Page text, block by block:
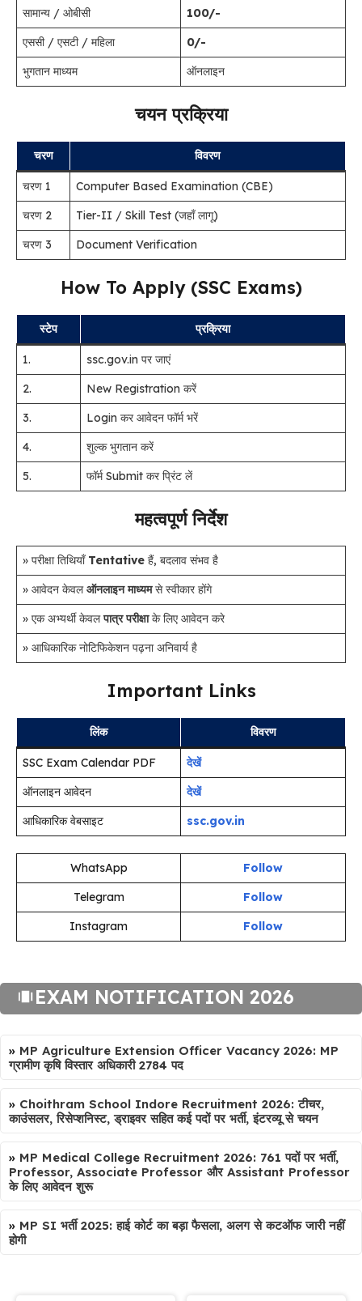
सामान्य / ओबीसी
100/-
एससी / एसटी / महिला
0/-
भुगतान माध्यम
ऑनलाइन
चयन प्रक्रिया
चरण विवरण
चरण 1
Computer Based Examination (CBE)
चरण 2
Tier-II / Skill Test (जहाँ लागू)
चरण 3
Document Verification
How To Apply (SSC Exams)
स्टेप प्रक्रिया
1.
ssc.gov.in पर जाएं
2.
New Registration करें
3.
Login कर आवेदन फॉर्म भरें
4.
शुल्क भुगतान करें
5.
फॉर्म Submit कर प्रिंट लें
महत्वपूर्ण निर्देश
» परीक्षा तिथियाँ Tentative हैं, बदलाव संभव है
» आवेदन केवलऑनलाइन माध्यमसे स्वीकार होंगे
» एक अभ्यर्थी केवलपात्र परीक्षाके लिए आवेदन करे
» आधिकारिक नोटिफिकेशन पढ़ना अनिवार्य है
Important Links
लिंक विवरण
SSC Exam Calendar PDF
देखें
ऑनलाइन आवेदन
देखें
आधिकारिक वेबसाइट
ssc.gov.in
WhatsApp
Follow
Telegram
Follow
Instagram
Follow
EXAM NOTIFICATION 2026
» MP Agriculture Extension Officer Vacancy 2026: MP
ग्रामीण कृषि विस्तार अधिकारी 2784 पद
» Choithram School Indore Recruitment 2026: टीचर,
काउंसलर, रिसेप्शनिस्ट, ड्राइवर सहित कई पदों पर भर्ती, इंटरव्यू से चयन
» MP Medical College Recruitment 2026: 761 पदों पर भर्ती,
Professor, Associate Professor और Assistant Professor
के लिए आवेदन शुरू
» MP SI भर्ती 2025: हाई कोर्ट का बड़ा फैसला, अलग से कटऑफ जारी नहीं
होगी